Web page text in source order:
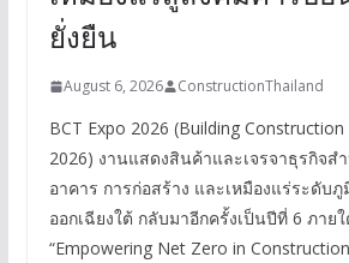
ยั่งยืน
August 6, 2026 ConstructionThailand
BCT Expo 2026 (Building
2026) งานแสดงสินค้าและเจรจาธุรกิจส
อาคาร การก่อสร้าง และเหมืองแร่ระดับ
ออกเฉียงใต้ กลับมาอีกครั้งเป็นปีที่ 6 ภาย
“Empowering Net Zero in